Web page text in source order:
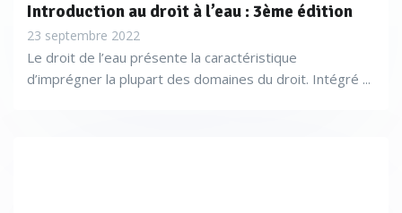
Introduction au droit à l’eau : 3ème édition
23 septembre 2022
Le droit de l’eau présente la caractéristique
d’imprégner la plupart des domaines du droit. Intégré ...